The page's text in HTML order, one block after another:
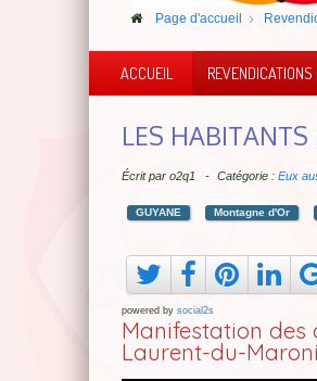
Page d'accueil
ACCUEIL REVENDICATIONS
LES
Écrit par o2q1 Catégorie : Eux
GUYANE Montagne d'Or
powered by social2s
Manifestation des
Laurent-du-